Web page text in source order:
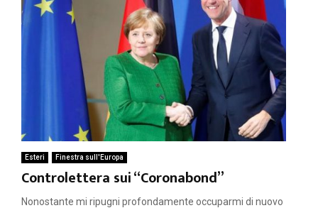
Esteri Finestra sull'Europa
Controlettera sui “Coronabond”
Nonostante mi ripugni profondamente occuparmi di nuovo